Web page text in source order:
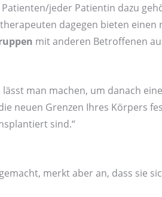
jeder Patientin dazu
dagegen bieten
mit anderen Betroffenen
man machen, um danach
neuen Grenzen Ihres Körpers
sind.“
merkt aber an, dass sie